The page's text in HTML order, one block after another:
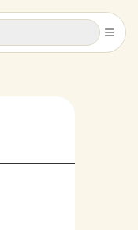
キャンセル
キャンセル